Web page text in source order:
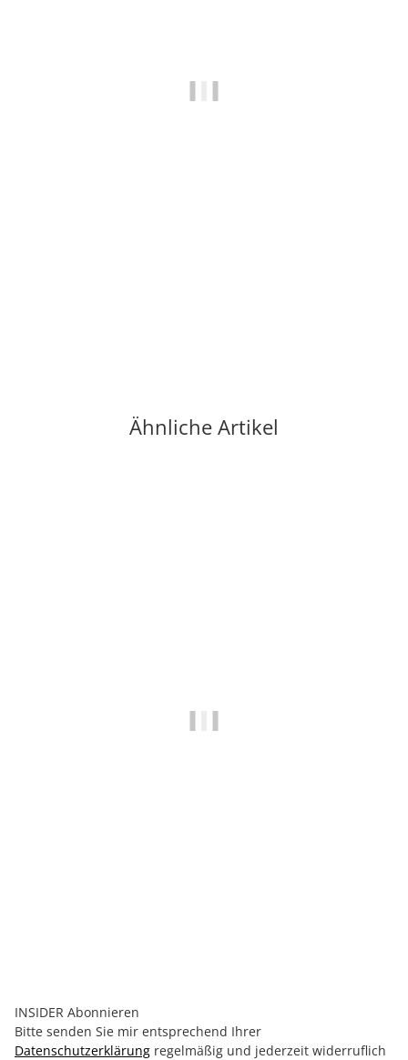
Ähnliche Artikel
INSIDER Abonnieren
Bitte senden Sie mir entsprechend Ihrer
Datenschutzerklärung regelmäßig und jederzeit widerruflich